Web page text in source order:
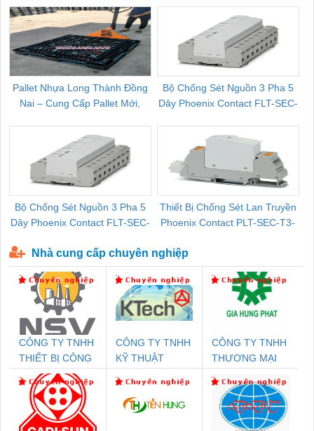
Pallet Nhựa Long Thành Đồng
Nai – Cung Cấp Pallet Mới,
Bộ Chống Sét Nguồn 3 Pha 5
Dây Phoenix Contact FLT-SEC-
Bộ Chống Sét Nguồn 3 Pha 5
Dây Phoenix Contact FLT-SEC-
Thiết Bị Chống Sét Lan Truyền
Phoenix Contact PLT-SEC-T3-
Nhà cung cấp chuyên nghiệp
CÔNG TY TNHH
THIẾT BỊ CÔNG
NGHIỆP NIHON
SETSUBI VIỆT
NAM
CÔNG TY TNHH
KỸ THUẬT
NAM
CÔNG TY TNHH
THƯƠNG MẠI
THUẬT ĐIỆN CƠ
GIA HƯNG
PHÁT